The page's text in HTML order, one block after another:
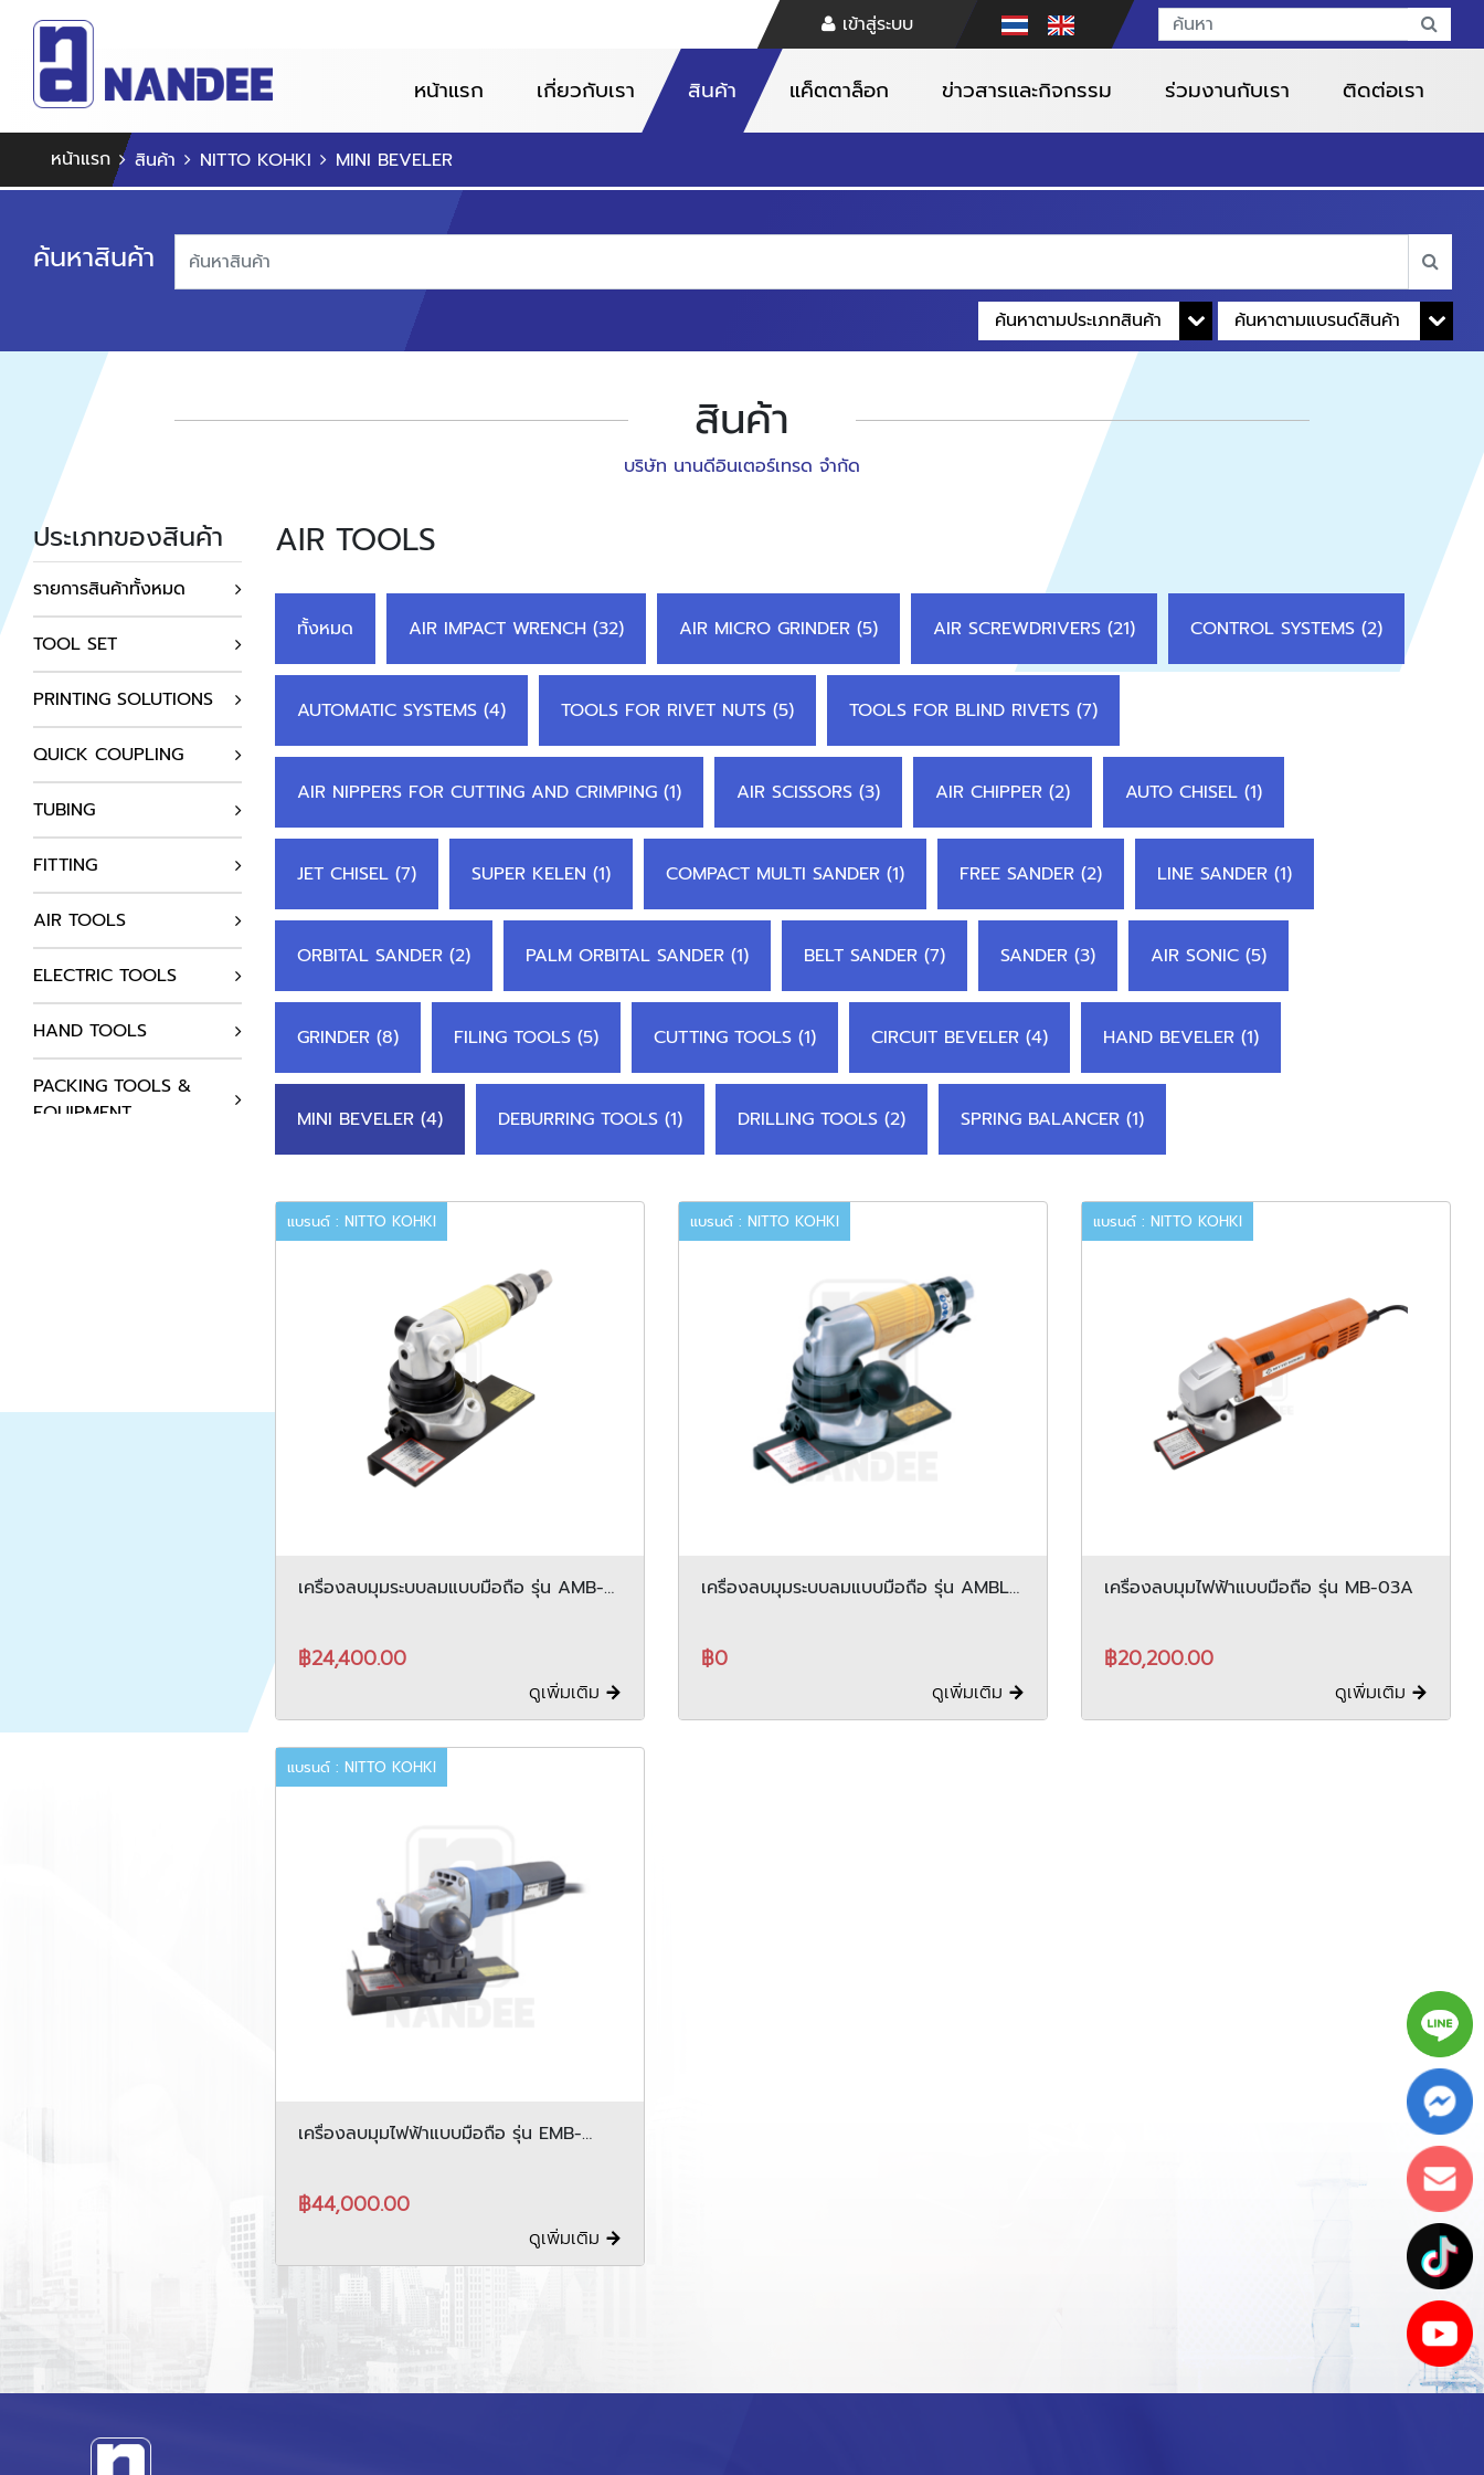
เข้าสู่ระบบ
หน้าแรก เกี่ยวกับเรา สินค้า แค็ตตาล็อก ข่าวสารและกิจกรรม ร่วมงานกับเรา ติดต่อเรา
หน้าแรก สินค้า NITTO KOHKI MINI BEVELER
ค้นหาสินค้า
สินค้า
บริษัท นานดีอินเตอร์เทรด จำกัด
ประเภทของสินค้า
รายการสินค้าทั้งหมด
TOOL SET
PRINTING SOLUTIONS
QUICK COUPLING
TUBING
FITTING
AIR TOOLS
ELECTRIC TOOLS
HAND TOOLS
PACKING TOOLS &
EQUIPMENT
SUPPLIES
AIR TOOLS
ทั้งหมด AIR IMPACT WRENCH (32) AIR MICRO GRINDER (5) AIR SCREWDRIVERS (21) CONTROL SYSTEMS (2)
AUTOMATIC SYSTEMS (4) TOOLS FOR RIVET NUTS (5) TOOLS FOR BLIND RIVETS (7)
AIR NIPPERS FOR CUTTING AND CRIMPING (1) AIR SCISSORS (3) AIR CHIPPER (2) AUTO CHISEL (1)
JET CHISEL (7) SUPER KELEN (1) COMPACT MULTI SANDER (1) FREE SANDER (2) LINE SANDER (1)
ORBITAL SANDER (2) PALM ORBITAL SANDER (1) BELT SANDER (7) SANDER (3) AIR SONIC (5)
GRINDER (8) FILING TOOLS (5) CUTTING TOOLS (1) CIRCUIT BEVELER (4) HAND BEVELER (1)
MINI BEVELER (4) DEBURRING TOOLS (1) DRILLING TOOLS (2) SPRING BALANCER (1)
แบรนด์ : NITTO KOHKI
เครื่องลบมุมระบบลมแบบมือถือ รุ่น AMB-
฿24,400.00
ดูเพิ่มเติม
แบรนด์ : NITTO KOHKI
เครื่องลบมุมระบบลมแบบมือถือ รุ่น AMBL-
฿0
ดูเพิ่มเติม
แบรนด์ : NITTO KOHKI
เครื่องลบมุมไฟฟ้าแบบมือถือ รุ่น MB-03A
฿20,200.00
ดูเพิ่มเติม
แบรนด์ : NITTO KOHKI
เครื่องลบมุมไฟฟ้าแบบมือถือ รุ่น EMB-
฿44,000.00
ดูเพิ่มเติม